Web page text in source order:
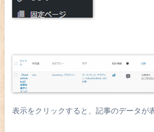
表示をクリックすると、記事のデータが